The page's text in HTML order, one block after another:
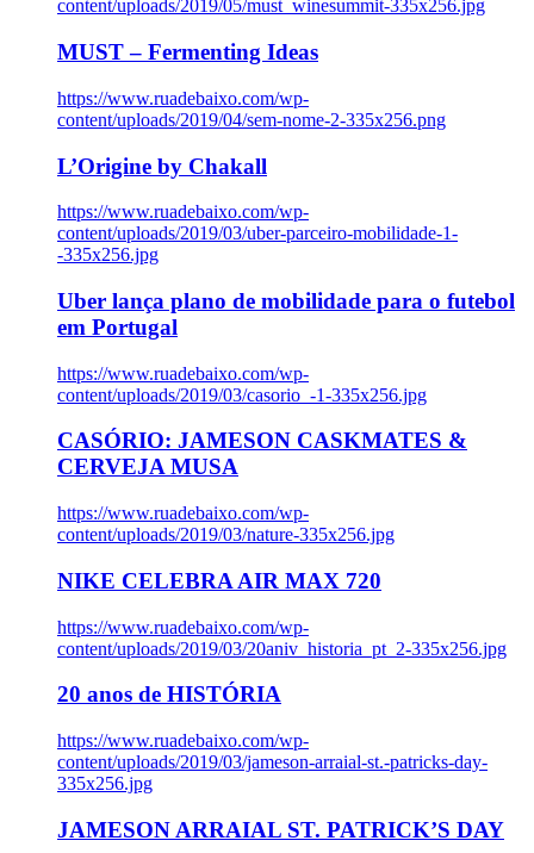
content/uploads/2019/05/must_winesummit-335x256.jpg
MUST – Fermenting Ideas
https://www.ruadebaixo.com/wp-
content/uploads/2019/04/sem-nome-2-335x256.png
L’Origine by Chakall
https://www.ruadebaixo.com/wp-
content/uploads/2019/03/uber-parceiro-mobilidade-1-
-335x256.jpg
Uber lança plano de mobilidade para o futebol
em Portugal
https://www.ruadebaixo.com/wp-
content/uploads/2019/03/casorio_-1-335x256.jpg
CASÓRIO: JAMESON CASKMATES &
CERVEJA MUSA
https://www.ruadebaixo.com/wp-
content/uploads/2019/03/nature-335x256.jpg
NIKE CELEBRA AIR MAX 720
https://www.ruadebaixo.com/wp-
content/uploads/2019/03/20aniv_historia_pt_2-335x256.jpg
20 anos de HISTÓRIA
https://www.ruadebaixo.com/wp-
content/uploads/2019/03/jameson-arraial-st.-patricks-day-
335x256.jpg
JAMESON ARRAIAL ST. PATRICK’S DAY